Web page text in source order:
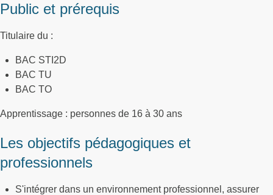
Public et prérequis
Titulaire du :
BAC STI2D
BAC TU
BAC TO
Apprentissage : personnes de 16 à 30 ans
Les objectifs pédagogiques et
professionnels
S'intégrer dans un environnement professionnel, assurer